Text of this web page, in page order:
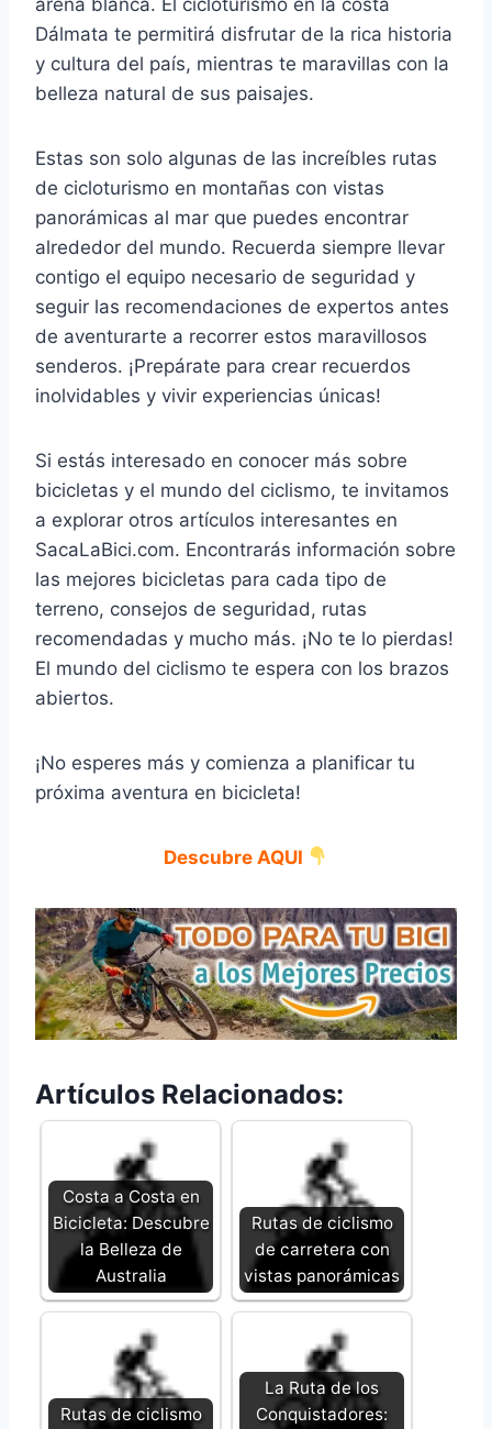
Dálmata te permitirá disfrutar de la rica historia
y cultura del país, mientras te maravillas con la
belleza natural de sus paisajes.
Estas son solo algunas de las increíbles rutas
de cicloturismo en montañas con vistas
panorámicas al mar que puedes encontrar
alrededor del mundo. Recuerda siempre llevar
contigo el equipo necesario de seguridad y
seguir las recomendaciones de expertos antes
de aventurarte a recorrer estos maravillosos
senderos. ¡Prepárate para crear recuerdos
inolvidables y vivir experiencias únicas!
Si estás interesado en conocer más sobre
bicicletas y el mundo del ciclismo, te invitamos
a explorar otros artículos interesantes en
SacaLaBici.com. Encontrarás información sobre
las mejores bicicletas para cada tipo de
terreno, consejos de seguridad, rutas
recomendadas y mucho más. ¡No te lo pierdas!
El mundo del ciclismo te espera con los brazos
abiertos.
¡No esperes más y comienza a planificar tu
próxima aventura en bicicleta!
Descubre AQUI
Artículos Relacionados:
Costa a Costa en
Bicicleta: Descubre
la Belleza de
Australia
Rutas de ciclismo
de carretera con
vistas panorámicas
Rutas de ciclismo
La Ruta de los
Conquistadores: